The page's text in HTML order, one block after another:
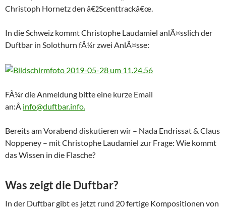
Christoph Hornetz den â€žScenttrackâ€œ.
In die Schweiz kommt Christophe Laudamiel anlÃ¤sslich der
Duftbar in Solothurn fÃ¼r zwei AnlÃ¤sse:
FÃ¼r die Anmeldung bitte eine kurze Email
an:Â info@duftbar.info.
Bereits am Vorabend diskutieren wir – Nada Endrissat & Claus
Noppeney – mit Christophe Laudamiel zur Frage: Wie kommt
das Wissen in die Flasche?
Was zeigt die Duftbar?
In der Duftbar gibt es jetzt rund 20 fertige Kompositionen von